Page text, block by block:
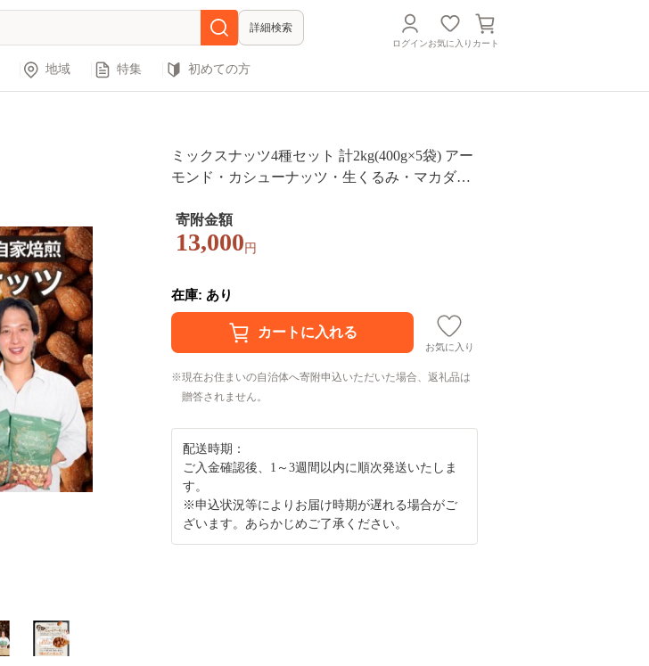
詳細検索
ログインお気に入り カート
地域 特集 初めての方
ミックスナッツ4種セット 計2kg(400g×5袋) アー
モンド・カシューナッツ・生くるみ・マカダミ
寄附金額
13,000 円
在庫: あり
お気に入り
現在お住まいの自治体へ寄附申込いただいた場合、返礼品は
贈答されません。
配送時期：
ご入金確認後、1～3週間以内に順次発送いたしま
す。
※申込状況等によりお届け時期が遅れる場合がご
ざいます。あらかじめご了承ください。